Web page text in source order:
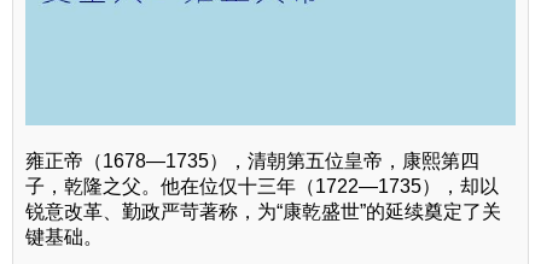
雍正帝（1678—1735），清朝第五位皇帝，康熙第四
子，乾隆之父。他在位仅十三年（1722—1735），却以
锐意改革、勤政严苛著称，为“康乾盛世”的延续奠定了关
键基础。